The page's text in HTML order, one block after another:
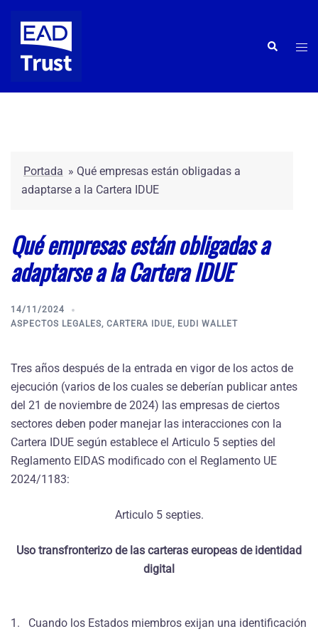
contenido
Buscar
Portada » Qué empresas están obligadas a
adaptarse a la Cartera IDUE
Qué empresas están obligadas a
adaptarse a la Cartera IDUE
14/11/2024
ASPECTOS LEGALES, CARTERA IDUE, EUDI WALLET
Tres años después de la entrada en vigor de los actos de
ejecución (varios de los cuales se deberían publicar antes
del 21 de noviembre de 2024) las empresas de ciertos
sectores deben poder manejar las interacciones con la
Cartera IDUE según establece el Articulo 5 septies del
Reglamento EIDAS modificado con el Reglamento UE
2024/1183:
Articulo 5 septies.
Uso transfronterizo de las carteras europeas de identidad
digital
1. Cuando los Estados miembros exijan una identificación